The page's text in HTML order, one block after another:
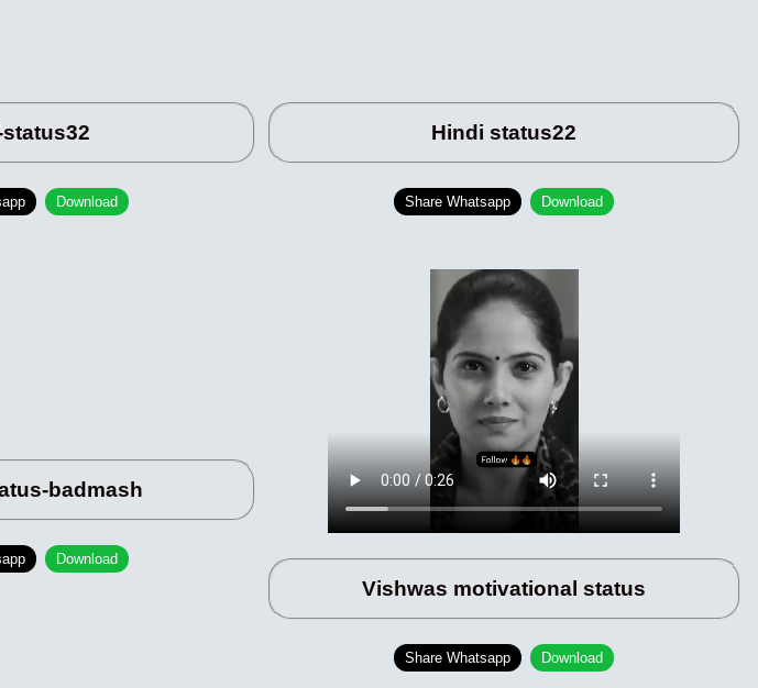
Download
Hindi status22
Share Whatsapp Download
badmash
Download
Vishwas motivational status
Share Whatsapp Download